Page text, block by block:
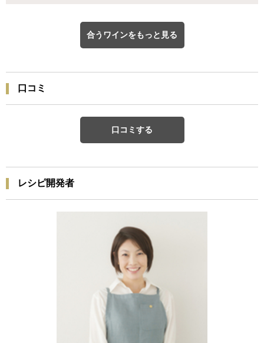
合うワインをもっと見る
口コミ
口コミする
レシピ開発者